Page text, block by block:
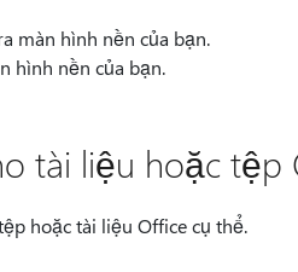
màn hình nền của bạn.
hình nền của bạn.
tài liệu hoặc tệp
hoặc tài liệu Office cụ thể.